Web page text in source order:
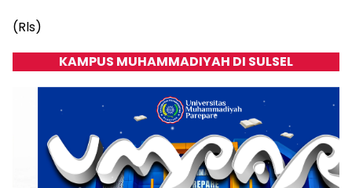
(Rls)
KAMPUS MUHAMMADIYAH DI SULSEL